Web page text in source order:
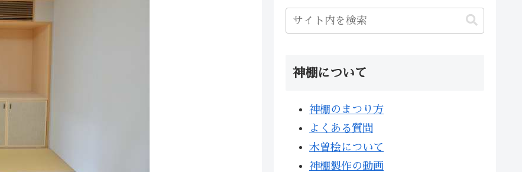
神棚について
神棚のまつり方
よくある質問
木曽桧について
神棚製作の動画